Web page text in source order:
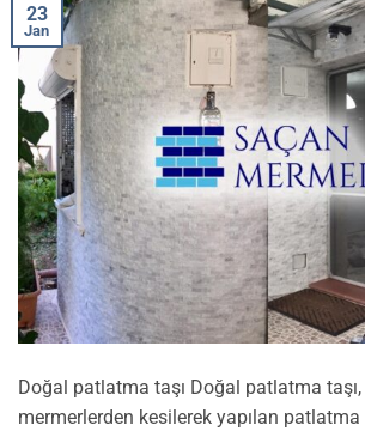
23
Jan
Doğal patlatma taşı Doğal patlatma
mermerlerden kesilerek yapılan patlatma